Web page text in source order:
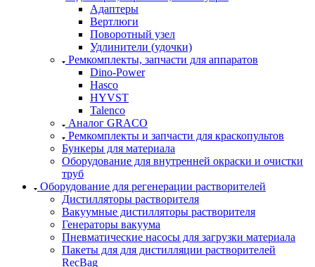
Адаптеры
Вертлюги
Поворотный узел
Удлинители (удочки)
Ремкомплекты, запчасти для аппаратов
Dino-Power
Hasco
HYVST
Talenco
Аналог GRACO
Ремкомплекты и запчасти для краскопультов
Бункеры для материала
Оборудование для внутренней окраски и очистки
труб
Оборудование для регенерации растворителей
Дистилляторы растворителя
Вакуумные дистилляторы растворителя
Генераторы вакуума
Пневматические насосы для загрузки материала
Пакеты для для дистилляции растворителей
RecBag